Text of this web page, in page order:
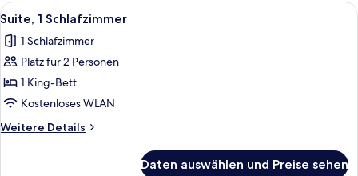
Alle
Fotos
für
Suite,
1
Schlafzimmer
anzeigen
Ein Hotelzimmer mit einem großen
4
Suite, 1 Schlafzimmer
1 Schlafzimmer
Platz für 2 Personen
1 King-Bett
Kostenloses WLAN
Weitere Details
Weitere
Daten auswählen und Preise sehen